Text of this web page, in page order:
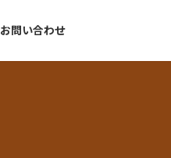
お問い合わせ